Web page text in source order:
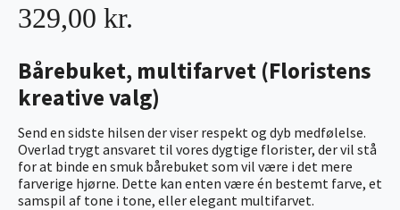
Bårebuket, multifarvet (Floristens
kreative valg)
Send en sidste hilsen der viser respekt og dyb medfølelse.
Overlad trygt ansvaret til vores dygtige florister, der vil stå
for at binde en smuk bårebuket som vil være i det mere
farverige hjørne. Dette kan enten være én bestemt farve, et
samspil af tone i tone, eller elegant multifarvet.
329,00 kr.